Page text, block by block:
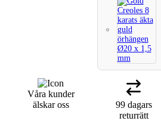
Våra kunder
älskar oss
99 dagars
returrätt